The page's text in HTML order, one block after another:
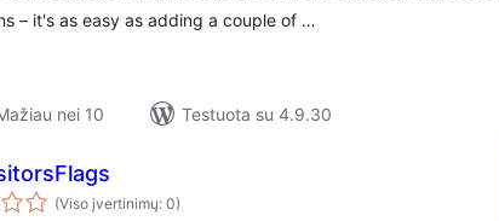
– it's as easy as adding a couple of …
nei 10
Testuota su 4.9.30
(Viso įvertinimų: 0)